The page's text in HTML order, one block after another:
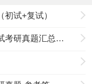
试+复试）
上海师范大学各个学院初试和复试考研真题汇总分享